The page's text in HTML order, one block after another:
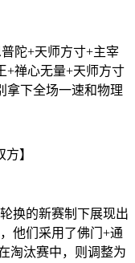
陀+天师方寸+主宰
+禅心无量+天师方寸
拿下全场一速和物理
】
换的新赛制下展现出
他们采用了佛门+通
淘汰赛中，则调整为